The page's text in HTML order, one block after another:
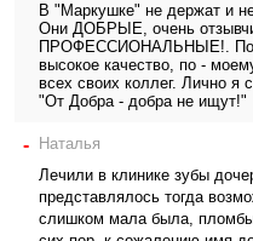
В "Маркушке" не держат и
Они ДОБРЫЕ, очень
ПРОФЕССИОНАЛЬНЫЕ!. По
высокое качество, по -
всех своих коллег. Лично я
"От Добра - добра не ищут!"
- Наталья
Лечили в клинике зубы
представлялось тогда
слишком мала была,